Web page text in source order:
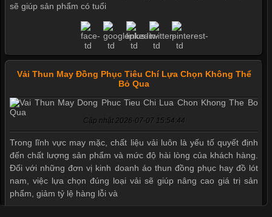
sẽ giúp sản phẩm có tuổi
Vải Thun May Đồng Phục Tiêu Chí Lựa Chọn Không Thể
Bỏ Qua
Cập nhật 2026-07-07 15:54:44
Trong lĩnh vực may mặc, chất liệu vải luôn là yếu tố quyết định
đến chất lượng sản phẩm và mức độ hài lòng của khách hàng.
Đối với những đơn vị kinh doanh áo thun đồng phục hay đồ lót
nam, việc lựa chọn đúng loại vải sẽ giúp nâng cao giá trị sản
phẩm, giảm tỷ lệ hàng lỗi và
Thị hiều quần lót nam bơi lội nam và nữ 2017
Xu hướng thời trang trẻ và quần lót nam giá sỉ